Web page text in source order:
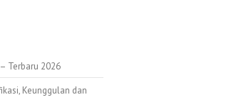
Terbaru 2026
Keunggulan dan